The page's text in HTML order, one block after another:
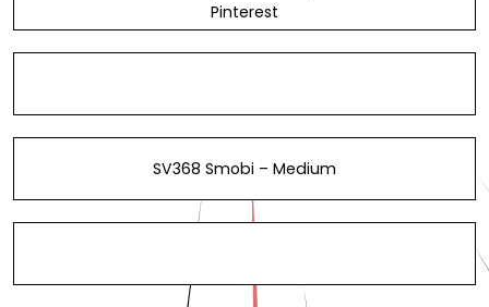
Pinterest
SV368 Smobi – Medium